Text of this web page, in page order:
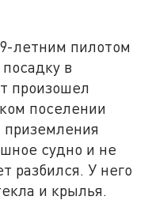
летним пилотом
в
произошел
поселении
приземления
судно и не
разбился. У него
и крылья.